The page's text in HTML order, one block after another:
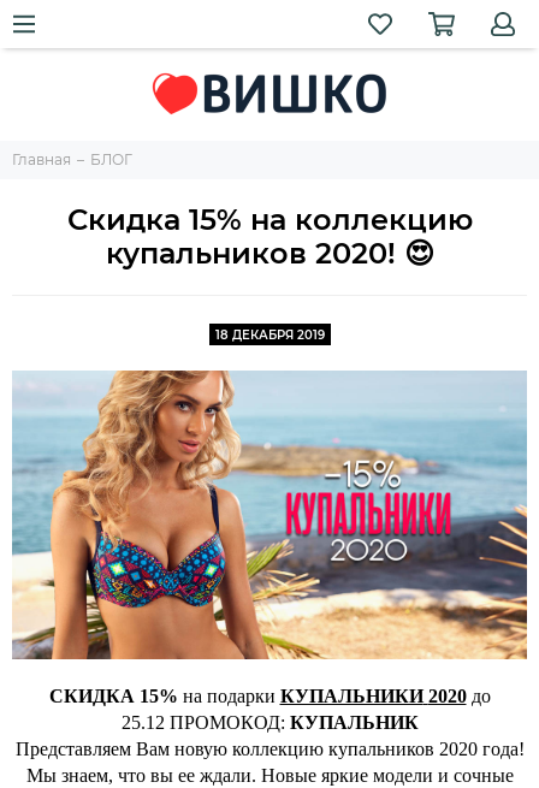
Главная БЛОГ
Скидка 15% на коллекцию
купальников 2020! 😍
18 ДЕКАБРЯ 2019
СКИДКА 15% на подарки КУПАЛЬНИКИ 2020 до
25.12 ПРОМОКОД: КУПАЛЬНИК
Представляем Вам новую коллекцию купальников 2020 года!
Мы знаем, что вы ее ждали. Новые яркие модели и сочные